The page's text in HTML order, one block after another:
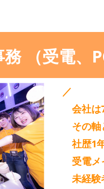
（受電、
／
会社は
その軸
社歴1
受電メ
未経験